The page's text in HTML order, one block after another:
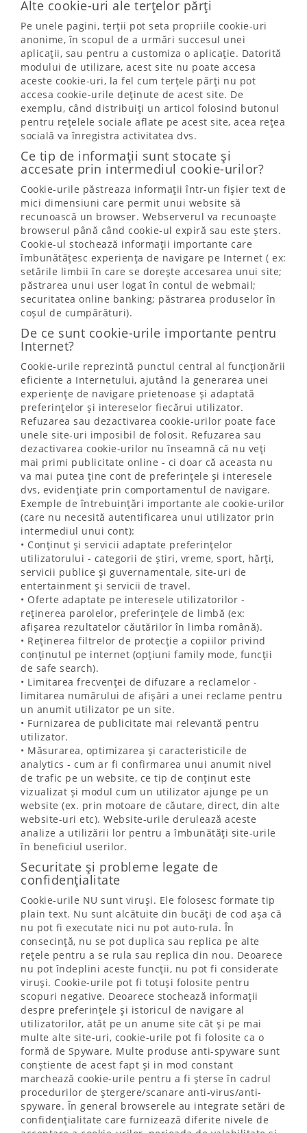
Alte cookie-uri ale terțelor părți
Pe unele pagini, terții pot seta propriile cookie-uri
anonime, în scopul de a urmări succesul unei
aplicații, sau pentru a customiza o aplicație. Datorită
modului de utilizare, acest site nu poate accesa
aceste cookie-uri, la fel cum terțele părți nu pot
accesa cookie-urile deținute de acest site. De
exemplu, când distribuiți un articol folosind butonul
pentru rețelele sociale aflate pe acest site, acea rețea
socială va înregistra activitatea dvs.
Ce tip de informații sunt stocate și
accesate prin intermediul cookie-urilor?
Cookie-urile păstreaza informații într-un fișier text de
mici dimensiuni care permit unui website să
recunoască un browser. Webserverul va recunoaște
browserul până când cookie-ul expiră sau este șters.
Cookie-ul stochează informații importante care
îmbunătățesc experiența de navigare pe Internet ( ex:
setările limbii în care se dorește accesarea unui site;
păstrarea unui user logat în contul de webmail;
securitatea online banking; păstrarea produselor în
coșul de cumpărături).
De ce sunt cookie-urile importante pentru
Internet?
Cookie-urile reprezintă punctul central al funcționării
eficiente a Internetului, ajutând la generarea unei
experiențe de navigare prietenoase și adaptată
preferințelor și intereselor fiecărui utilizator.
Refuzarea sau dezactivarea cookie-urilor poate face
unele site-uri imposibil de folosit. Refuzarea sau
dezactivarea cookie-urilor nu înseamnă că nu veți
mai primi publicitate online - ci doar că aceasta nu
va mai putea ține cont de preferințele și interesele
dvs, evidențiate prin comportamentul de navigare.
Exemple de întrebuințări importante ale cookie-urilor
(care nu necesită autentificarea unui utilizator prin
intermediul unui cont):
• Conținut și servicii adaptate preferințelor
utilizatorului - categorii de știri, vreme, sport, hărți,
servicii publice și guvernamentale, site-uri de
entertainment și servicii de travel.
• Oferte adaptate pe interesele utilizatorilor -
reținerea parolelor, preferințele de limbă (ex:
afișarea rezultatelor căutărilor în limba română).
• Reținerea filtrelor de protecție a copiilor privind
conținutul pe internet (opțiuni family mode, funcții
de safe search).
• Limitarea frecvenței de difuzare a reclamelor -
limitarea numărului de afișări a unei reclame pentru
un anumit utilizator pe un site.
• Furnizarea de publicitate mai relevantă pentru
utilizator.
• Măsurarea, optimizarea și caracteristicile de
analytics - cum ar fi confirmarea unui anumit nivel
de trafic pe un website, ce tip de conținut este
vizualizat și modul cum un utilizator ajunge pe un
website (ex. prin motoare de căutare, direct, din alte
website-uri etc). Website-urile derulează aceste
analize a utilizării lor pentru a îmbunătăți site-urile
în beneficiul userilor.
Securitate și probleme legate de
confidențialitate
Cookie-urile NU sunt viruși. Ele folosesc formate tip
plain text. Nu sunt alcătuite din bucăți de cod așa că
nu pot fi executate nici nu pot auto-rula. În
consecință, nu se pot duplica sau replica pe alte
rețele pentru a se rula sau replica din nou. Deoarece
nu pot îndeplini aceste funcții, nu pot fi considerate
viruși. Cookie-urile pot fi totuși folosite pentru
scopuri negative. Deoarece stochează informații
despre preferințele și istoricul de navigare al
utilizatorilor, atât pe un anume site cât și pe mai
multe alte site-uri, cookie-urile pot fi folosite ca o
formă de Spyware. Multe produse anti-spyware sunt
conștiente de acest fapt și in mod constant
marchează cookie-urile pentru a fi șterse în cadrul
procedurilor de ștergere/scanare anti-virus/anti-
spyware. În general browserele au integrate setări de
confidențialitate care furnizează diferite nivele de